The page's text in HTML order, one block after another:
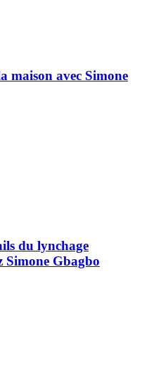
maison avec Simone
du lynchage
Simone Gbagbo